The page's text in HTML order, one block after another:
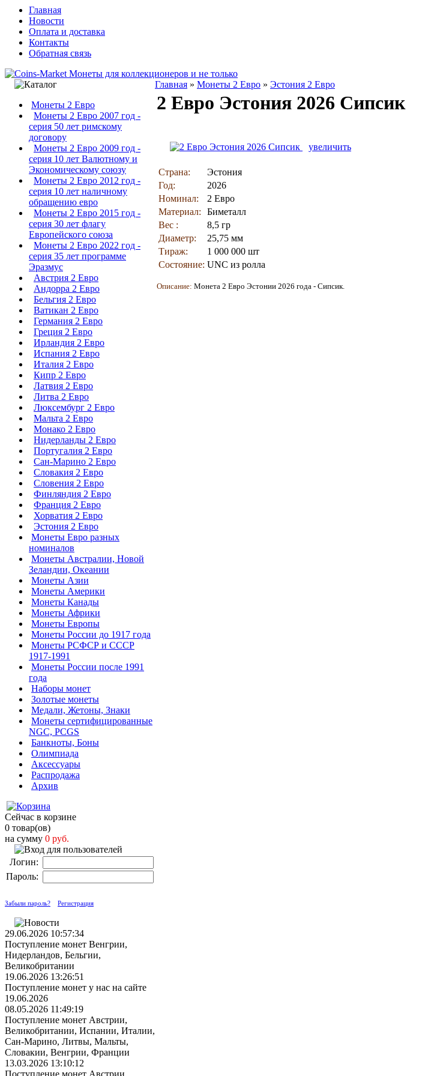
Главная
Новости
Оплата и доставка
Контакты
Обратная связь
Монеты 2 Евро
Монеты 2 Евро 2007 год -
серия 50 лет римскому
договору
Монеты 2 Евро 2009 год -
серия 10 лет Валютному и
Экономическому союзу
Монеты 2 Евро 2012 год -
серия 10 лет наличному
обращению евро
Монеты 2 Евро 2015 год -
серия 30 лет флагу
Европейского союза
Монеты 2 Евро 2022 год -
серия 35 лет программе
Эразмус
Австрия 2 Евро
Андорра 2 Евро
Бельгия 2 Евро
Ватикан 2 Евро
Германия 2 Евро
Греция 2 Евро
Ирландия 2 Евро
Испания 2 Евро
Италия 2 Евро
Кипр 2 Евро
Латвия 2 Евро
Литва 2 Евро
Люксембург 2 Евро
Мальта 2 Евро
Монако 2 Евро
Нидерланды 2 Евро
Португалия 2 Евро
Сан-Марино 2 Евро
Словакия 2 Евро
Словения 2 Евро
Финляндия 2 Евро
Франция 2 Евро
Хорватия 2 Евро
Эстония 2 Евро
Монеты Евро разных
номиналов
Монеты Австралии, Новой
Зеландии, Океании
Монеты Азии
Монеты Америки
Монеты Канады
Монеты Африки
Монеты Европы
Монеты России до 1917 года
Монеты РСФСР и СССР
1917-1991
Монеты России после 1991
года
Наборы монет
Золотые монеты
Медали, Жетоны, Знаки
Монеты сертифицированные
NGC, PCGS
Банкноты, Боны
Олимпиада
Аксессуары
Распродажа
Архив
Сейчас в корзине
0 товар(ов)
на сумму 0 руб.
Логин:
Пароль:
Забыли пароль? Регистрация
29.06.2026 10:57:34
Поступление монет Венгрии,
Нидерландов, Бельгии,
Великобритании
19.06.2026 13:26:51
Поступление монет у нас на сайте
19.06.2026
08.05.2026 11:49:19
Поступление монет Австрии,
Великобритании, Испании, Италии,
Сан-Марино, Литвы, Мальты,
Словакии, Венгрии, Франции
13.03.2026 13:10:12
Поступление монет Австрии,
Главная » Монеты 2 Евро » Эстония 2 Евро
2 Евро Эстония 2026 Сипсик
увеличить
Страна:
Эстония
Год:
2026
Номинал:
2 Евро
Материал:
Биметалл
Вес :
8,5 гр
Диаметр:
25,75 мм
Тираж:
1 000 000 шт
Состояние: UNC из ролла
Описание: Монета 2 Евро Эстонии 2026 года - Сипсик.